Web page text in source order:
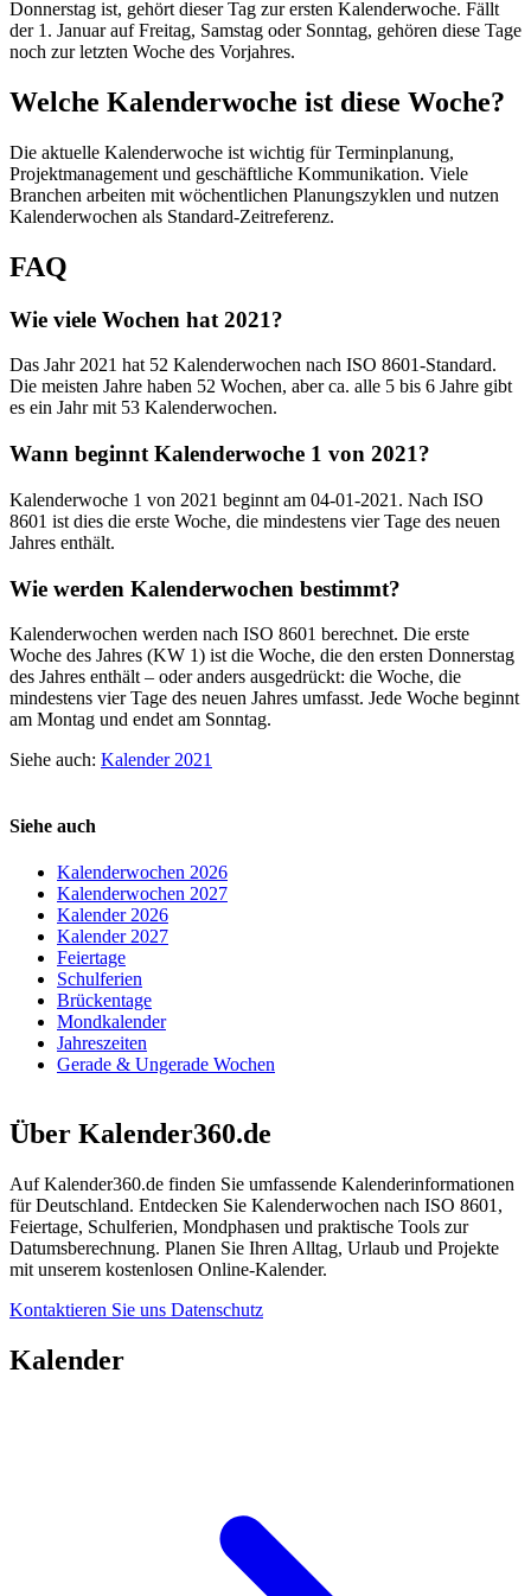
Donnerstag ist, gehört dieser Tag zur ersten Kalenderwoche. Fällt
der 1. Januar auf Freitag, Samstag oder Sonntag, gehören diese Tage
noch zur letzten Woche des Vorjahres.
Welche Kalenderwoche ist diese Woche?
Die aktuelle Kalenderwoche ist wichtig für Terminplanung,
Projektmanagement und geschäftliche Kommunikation. Viele
Branchen arbeiten mit wöchentlichen Planungszyklen und nutzen
Kalenderwochen als Standard-Zeitreferenz.
FAQ
Wie viele Wochen hat 2021?
Das Jahr 2021 hat 52 Kalenderwochen nach ISO 8601-Standard.
Die meisten Jahre haben 52 Wochen, aber ca. alle 5 bis 6 Jahre gibt
es ein Jahr mit 53 Kalenderwochen.
Wann beginnt Kalenderwoche 1 von 2021?
Kalenderwoche 1 von 2021 beginnt am 04-01-2021. Nach ISO
8601 ist dies die erste Woche, die mindestens vier Tage des neuen
Jahres enthält.
Wie werden Kalenderwochen bestimmt?
Kalenderwochen werden nach ISO 8601 berechnet. Die erste
Woche des Jahres (KW 1) ist die Woche, die den ersten Donnerstag
des Jahres enthält – oder anders ausgedrückt: die Woche, die
mindestens vier Tage des neuen Jahres umfasst. Jede Woche beginnt
am Montag und endet am Sonntag.
Siehe auch: Kalender 2021
Siehe auch
Kalenderwochen 2026
Kalenderwochen 2027
Kalender 2026
Kalender 2027
Feiertage
Schulferien
Brückentage
Mondkalender
Jahreszeiten
Gerade & Ungerade Wochen
Über Kalender360.de
Auf Kalender360.de finden Sie umfassende Kalenderinformationen
für Deutschland. Entdecken Sie Kalenderwochen nach ISO 8601,
Feiertage, Schulferien, Mondphasen und praktische Tools zur
Datumsberechnung. Planen Sie Ihren Alltag, Urlaub und Projekte
mit unserem kostenlosen Online-Kalender.
Kontaktieren Sie uns Datenschutz
Kalender